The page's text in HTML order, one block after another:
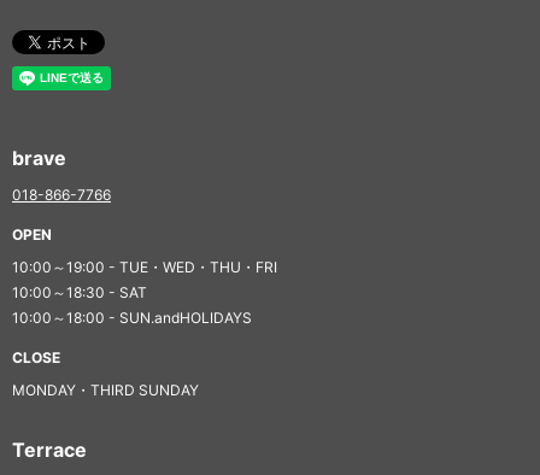
brave
018-866-7766
OPEN
10:00～19:00 - TUE・WED・THU・FRI
10:00～18:30 - SAT
10:00～18:00 - SUN.andHOLIDAYS
CLOSE
MONDAY・THIRD SUNDAY
Terrace